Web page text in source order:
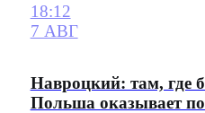
18:12
7 АВГ
Навроцкий: там, где
Польша оказывает